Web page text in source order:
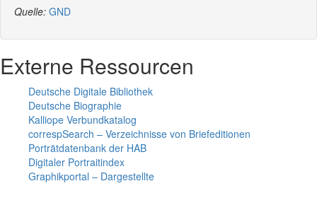
Quelle: GND
Externe Ressourcen
Deutsche Digitale Bibliothek
Deutsche Biographie
Kalliope Verbundkatalog
correspSearch – Verzeichnisse von Briefeditionen
Porträtdatenbank der HAB
Digitaler Portraitindex
Graphikportal – Dargestellte